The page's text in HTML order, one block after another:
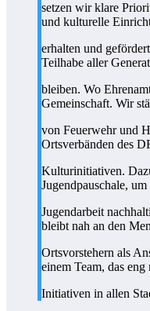
setzen wir klare
und kulturelle
erhalten und
Teilhabe aller
bleiben. Wo
Gemeinschaft. Wir
von Feuerwehr und
Ortsverbänden des
Kulturinitiativen.
Jugendpauschale,
Jugendarbeit
bleibt nah an den
Ortsvorstehern als
einem Team, das
Initiativen in allen